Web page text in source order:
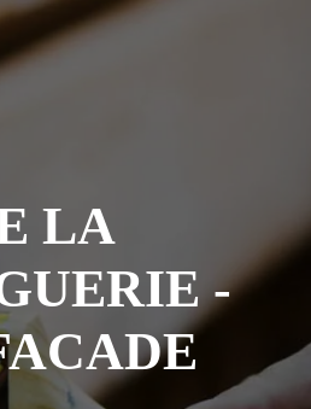
LA
-